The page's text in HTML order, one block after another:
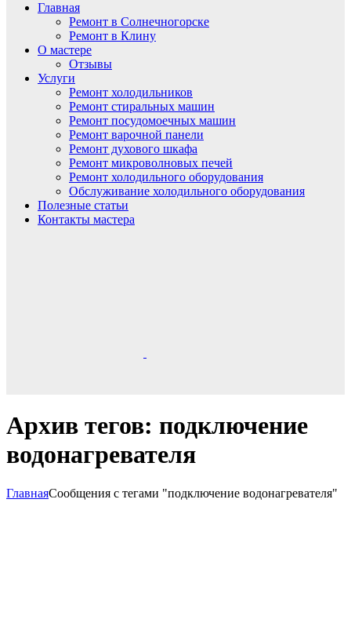
Главная
Ремонт в Солнечногорске
Ремонт в Клину
О мастере
Отзывы
Услуги
Ремонт холодильников
Ремонт стиральных машин
Ремонт посудомоечных машин
Ремонт варочной панели
Ремонт духового шкафа
Ремонт микроволновых печей
Ремонт холодильного оборудования
Обслуживание холодильного оборудования
Полезные статьи
Контакты мастера
Архив тегов: подключение
водонагревателя
ГлавнаяСообщения с тегами "подключение водонагревателя"